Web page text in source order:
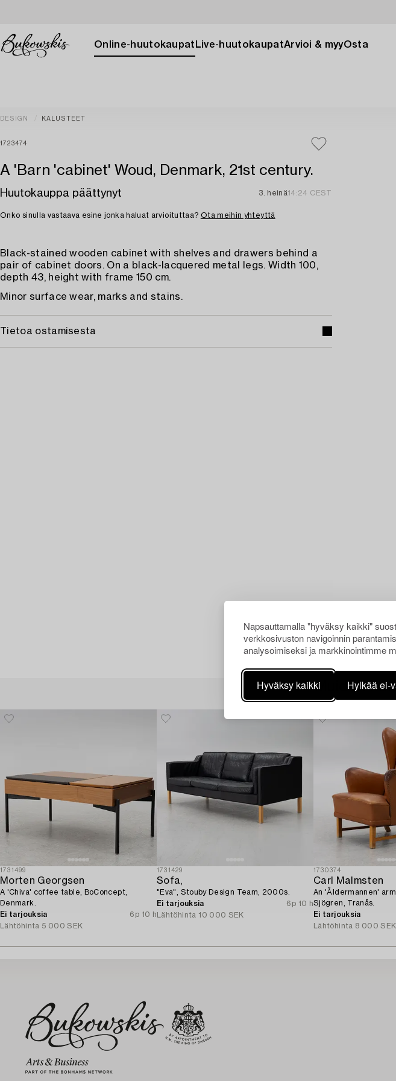
Napsauttamalla "hyväksy kaikki"
verkkosivuston navigoinnin
analysoimiseksi ja markkinointimme
Hyväksy kaikki Hylkää ei-
Online-huutokaupat Live-huutokaupatArvioi & myyOsta
DESIGN KALUSTEET
1723474
A 'Barn 'cabinet' Woud, Denmark, 21st century.
Huutokauppa päättynyt 3. heinä14:24 CEST
Onko sinulla vastaava esine jonka haluat arvioituttaa? Ota meihin yhteyttä
Black-stained wooden cabinet with shelves and drawers behind a
pair of cabinet doors. On a black-lacquered metal legs. Width 100,
depth 43, height with frame 150 cm.
Minor surface wear, marks and stains.
Tietoa ostamisesta
Muiden
1731499
Morten Georgsen
A 'Chiva' coffee table, BoConcept,
Denmark.
Ei tarjouksia
6p 10 h
Lähtöhinta 5 000 SEK
1731429
Sofa,
"Eva", Stouby Design Team, 2000s.
Ei tarjouksia
6p 10 h
Lähtöhinta 10 000 SEK
1730374
Carl Malmsten
An 'Åldermannen'
Sjögren, Tranås.
Ei tarjouksia
Lähtöhinta 8 000 SEK